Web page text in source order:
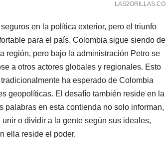
en la política exterior, pero el triunfo
para el país. Colombia sigue siendo de
región, pero bajo la administración Petro se
a otros actores globales y regionales. Esto
ha esperado de Colombia
geopolíticas. El desafío también reside en la
palabras en esta contienda no solo informan,
o dividir a la gente según sus ideales,
ella reside el poder.